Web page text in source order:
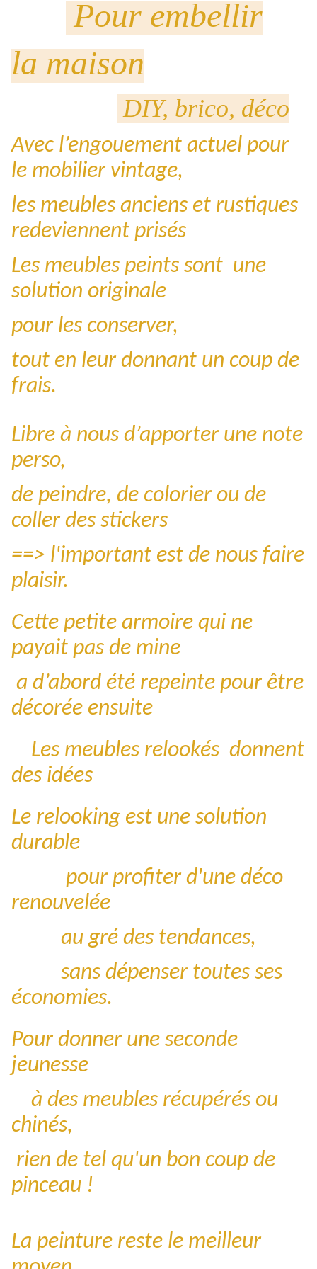
Pour embellir
la maison
DIY, brico, déco
Avec l’engouement actuel pour
le mobilier vintage,
les meubles anciens et rustiques
redeviennent prisés
Les meubles peints sont une
solution originale
pour les conserver,
tout en leur donnant un coup de
frais.
Libre à nous d’apporter une note
perso,
de peindre, de colorier ou de
coller des stickers
==> l'important est de nous faire
plaisir.
Cette petite armoire qui ne
payait pas de mine
a d’abord été repeinte pour être
décorée ensuite
Les meubles relookés donnent
des idées
Le relooking est une solution
durable
pour profiter d'une déco
renouvelée
au gré des tendances,
sans dépenser toutes ses
économies.
Pour donner une seconde
jeunesse
à des meubles récupérés ou
chinés,
rien de tel qu'un bon coup de
pinceau !
La peinture reste le meilleur